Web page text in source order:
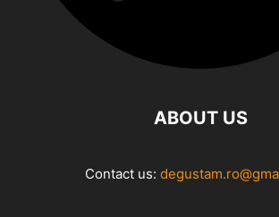
ABOUT US
Contact us: